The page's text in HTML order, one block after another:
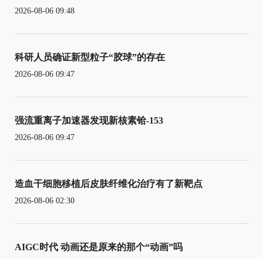
2026-08-06 09:48
科研人员确证新型粒子“胶球”的存在
2026-08-06 09:47
强流重离子加速器发现新核素铪-153
2026-08-06 09:47
造血干细胞移植后皮肤纤维化治疗有了新靶点
2026-08-06 02:30
AIGC时代 动画还是原来的那个“动画”吗